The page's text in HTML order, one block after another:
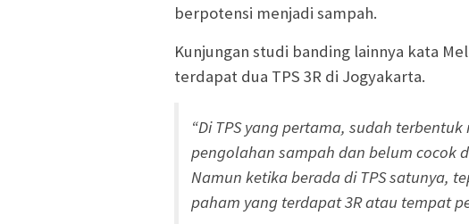
berpotensi menjadi sampah.
Kunjungan studi banding lainnya kata
terdapat dua TPS 3R di Jogyakarta.
“Di TPS yang pertama, sudah
pengolahan sampah dan belum cocok
Namun ketika berada di TPS satunya,
paham yang terdapat 3R atau tempat